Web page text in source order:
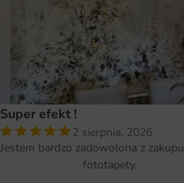
Super efekt !
2 sierpnia, 2026
Jestem bardzo zadowolona z zakupu
fototapety.